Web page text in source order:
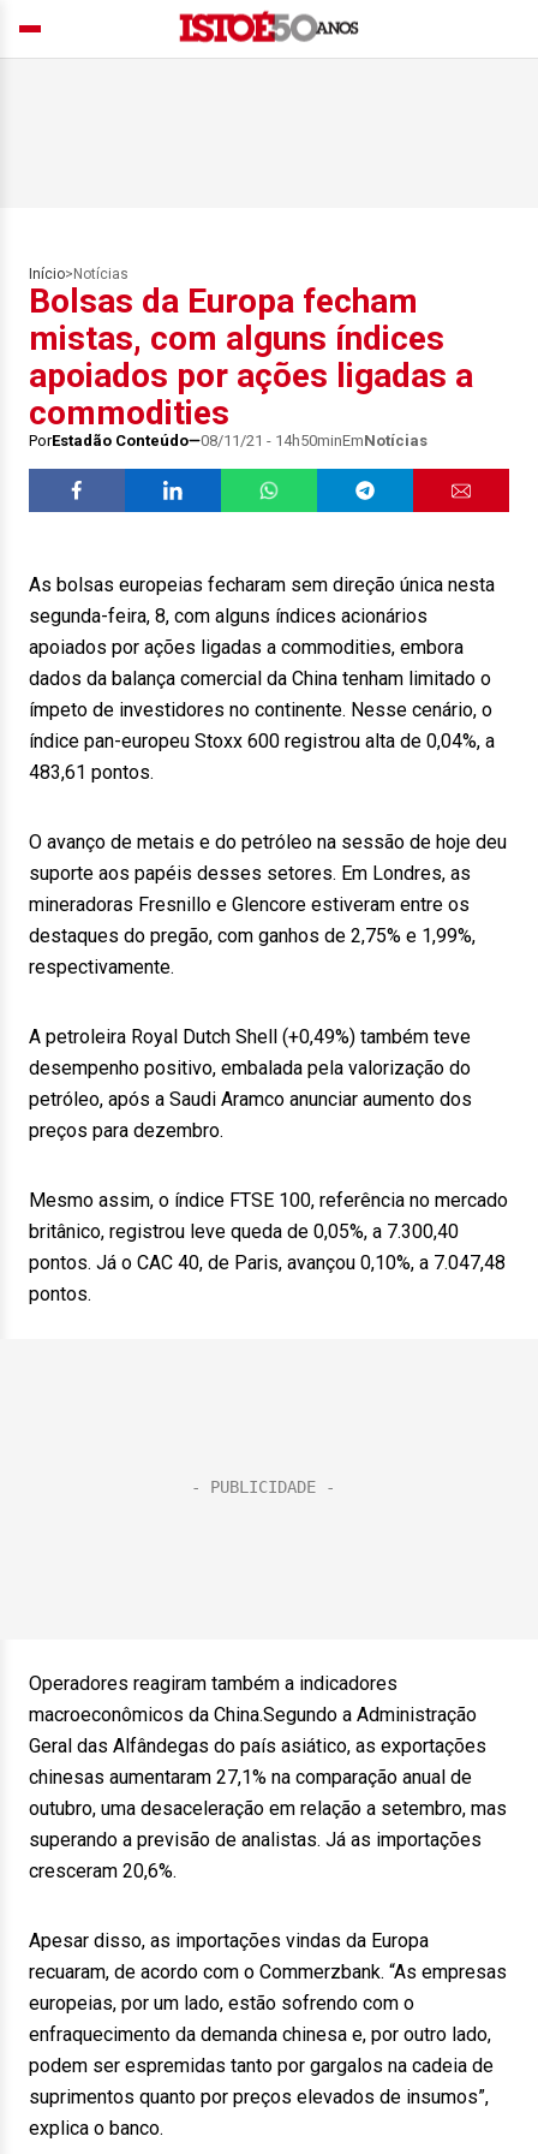
Início> Notícias
Bolsas da Europa fecham
mistas, com alguns índices
apoiados por ações ligadas a
commodities
PorEstadão Conteúdo 08/11/21 - 14h50minEmNotícias
As bolsas europeias fecharam sem direção única nesta
segunda-feira, 8, com alguns índices acionários
apoiados por ações ligadas a commodities, embora
dados da balança comercial da China tenham limitado o
ímpeto de investidores no continente. Nesse cenário, o
índice pan-europeu Stoxx 600 registrou alta de 0,04%, a
483,61 pontos.
O avanço de metais e do petróleo na sessão de hoje deu
suporte aos papéis desses setores. Em Londres, as
mineradoras Fresnillo e Glencore estiveram entre os
destaques do pregão, com ganhos de 2,75% e 1,99%,
respectivamente.
A petroleira Royal Dutch Shell (+0,49%) também teve
desempenho positivo, embalada pela valorização do
petróleo, após a Saudi Aramco anunciar aumento dos
preços para dezembro.
Mesmo assim, o índice FTSE 100, referência no mercado
britânico, registrou leve queda de 0,05%, a 7.300,40
pontos. Já o CAC 40, de Paris, avançou 0,10%, a 7.047,48
pontos.
Operadores reagiram também a indicadores
macroeconômicos da China.Segundo a Administração
Geral das Alfândegas do país asiático, as exportações
chinesas aumentaram 27,1% na comparação anual de
outubro, uma desaceleração em relação a setembro, mas
superando a previsão de analistas. Já as importações
cresceram 20,6%.
Apesar disso, as importações vindas da Europa
recuaram, de acordo com o Commerzbank. “As empresas
europeias, por um lado, estão sofrendo com o
enfraquecimento da demanda chinesa e, por outro lado,
podem ser espremidas tanto por gargalos na cadeia de
suprimentos quanto por preços elevados de insumos”,
explica o banco.